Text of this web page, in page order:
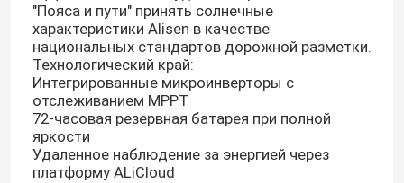
"Пояса и пути" принять солнечные
характеристики Alisen в качестве
национальных стандартов дорожной разметки.
Технологический край:
Интегрированные микроинверторы с
отслеживанием MPPT
72-часовая резервная батарея при полной
яркости
Удаленное наблюдение за энергией через
платформу ALiCloud